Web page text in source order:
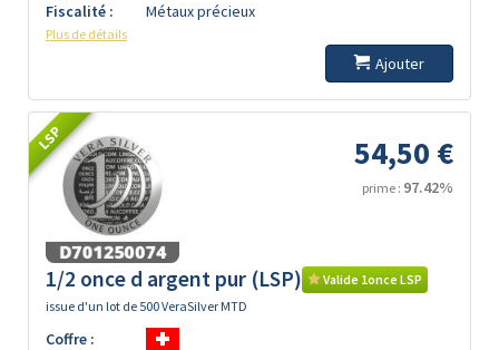
Fiscalité :
Métaux précieux
Plus de détails
Ajouter
LSP 54,50 €
prime : 97.42%
1/2 once d argent pur (LSP)
Valide 1once LSP
issue d'un lot de 500 VeraSilver MTD
Coffre :